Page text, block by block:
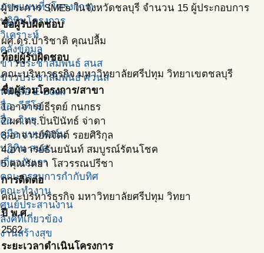
ภาพแผนที่ (โครงการ)
ปฎิทินโครงการ
วิเคราะห์
คลังข้อมูล
ข่าวประชาสัมพันธ์ สนส
ข่าวประชาสัมพันธ์ ศวนส
หนังสือ E-Book
สื่อ -วีดีโอ
สื่อ -วิทยุ
คู่มือ แบบฟอร์ม
ปฎิทิน สนส.
เกี่ยวกับเรา
คณะกรรมการกำกับทิศ
คณะทำงาน
ศูนย์ประสานงาน
ลิ้งค์ที่เกี่ยวข้อง
งานสร้างสุข
ผู้ประการ SMEs ในจังหวัดชลบุรี จำนวน 15 ผู้ประกอบการ
ชื่อผู้รับผิดชอบ
ผศ.ดร.ปาริชาติ คุณปลื้ม
ที่อยู่ผู้รับผิดชอบ
คณะบริหารธุรกิจ มหาวิทยาลัยศรีปทุม วิทยาเขตชลบุรี
ชื่อผู้ร่วมโครงการ/สาขา
1.อาจารย์ธีรุตย์ กนกธร
2.ผศ.ดร.ปิ่นปินัทธ์ จ่าดา
3.อาจารย์พิจิตต์ รอยศิริกุล
4.อาจารย์ธันยนันท์ สมบูรณ์รัตนโชค
5.คุณรัตยา โสวรรณปรีชา
การติดต่อ
คณะบริหารธุรกิจ มหาวิทยาลัยศรีปทุม วิทยา
ปี พ.ศ.
2562
ระยะเวลาดำเนินโครงการ